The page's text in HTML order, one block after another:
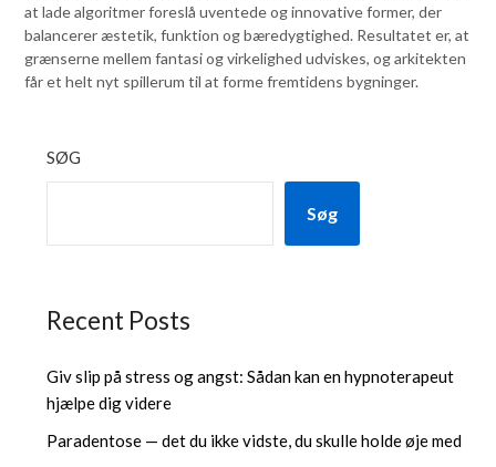
at lade algoritmer foreslå uventede og innovative former, der
balancerer æstetik, funktion og bæredygtighed. Resultatet er, at
grænserne mellem fantasi og virkelighed udviskes, og arkitekten
får et helt nyt spillerum til at forme fremtidens bygninger.
SØG
Søg
Recent Posts
Giv slip på stress og angst: Sådan kan en hypnoterapeut
hjælpe dig videre
Paradentose — det du ikke vidste, du skulle holde øje med